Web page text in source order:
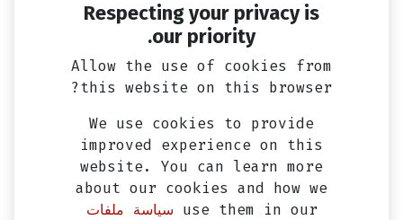
Respecting your privacy is
our priority.
Allow the use of cookies from
this website on this browser?
We use cookies to provide
improved experience on this
website. You can learn more
about our cookies and how we
use them in our سياسة ملفات